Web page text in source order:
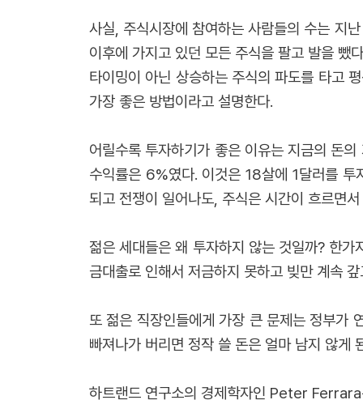
사실, 주식시장에 참여하는 사람들의 수는 지
이후에 가지고 있던 모든 주식을 팔고 발을 뺐
타이밍이 아닌 상승하는 주식의 파도를 타고
가장 좋은 방법이라고 설명한다.
어릴수록 투자하기가 좋은 이유는 지금의 돈
수익률은 6%였다. 이것은 18살에 1달러를
되고 전쟁이 일어나도, 주식은 시간이 흐르면
젊은 세대들은 왜 투자하지 않는 것일까? 한
금대출로 인해서 저금하지 못하고 빚만 계속
또 젊은 직장인들에게 가장 큰 문제는 정부가
빠져나가 버리면 정작 쓸 돈은 얼마 남지 않게
하트랜드 연구소의 경제학자인 Peter